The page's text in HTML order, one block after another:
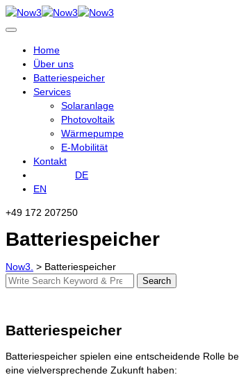
Skip
to
Home
Über uns
Batteriespeicher
Services
Solaranlage
Photovoltaik
Wärmepumpe
E-Mobilität
Kontakt
DE
EN
+49 172 207250
Batteriespeicher
Now3. > Batteriespeicher
Search
Search
Batteriespeicher
​​Batteriespeicher spielen eine entscheidende Rolle
eine vielversprechende Zukunft haben: